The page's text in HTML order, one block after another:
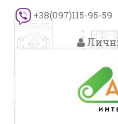
+38(097)115-95-59